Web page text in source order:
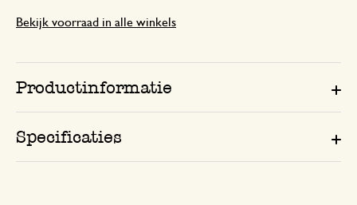
Bekijk voorraad in alle winkels
Productinformatie
Specificaties